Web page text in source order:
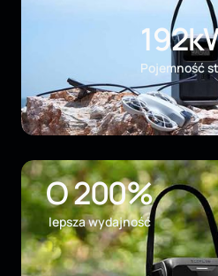
Pojemność
O 200%
lepsza wydajność